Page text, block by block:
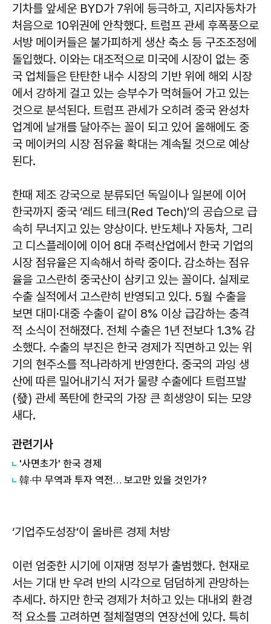
기차를 앞세운 BYD가 7위에 등극하고, 지리자동차가
처음으로 10위권에 안착했다. 트럼프 관세 후폭풍으로
서방 메이커들은 불가피하게 생산 축소 등 구조조정에
돌입했다. 이와는 대조적으로 미국에 시장이 없는 중
국 업체들은 탄탄한 내수 시장의 기반 위에 해외 시장
에서 강하게 걸고 있는 승부수가 먹혀들어 가고 있는
것으로 분석된다. 트럼프 관세가 오히려 중국 완성차
업계에 날개를 달아주는 꼴이 되고 있어 올해에도 중
국 메이커의 시장 점유율 확대는 계속될 것으로 예상
된다.
한때 제조 강국으로 분류되던 독일이나 일본에 이어
한국까지 중국 ‘레드 테크(Red Tech)’의 공습으로 급
속히 무너지고 있는 양상이다. 반도체나 자동차, 그리
고 디스플레이에 이어 8대 주력산업에서 한국 기업의
시장 점유율은 지속해서 하락 중이다. 감소하는 점유
율을 고스란히 중국산이 삼키고 있는 꼴이다. 실제로
수출 실적에서 고스란히 반영되고 있다. 5월 수출을
보면 대미·대중 수출이 같이 8% 이상 급감하는 충격
적 소식이 전해졌다. 전체 수출은 1년 전보다 1.3% 감
소했다. 수출의 부진은 한국 경제가 직면하고 있는 위
기의 현주소를 적나라하게 반영한다. 중국의 과잉 생
산에 따른 밀어내기식 저가 물량 수출에다 트럼프발
(發) 관세 폭탄에 한국의 가장 큰 희생양이 되는 모양
새다.
관련기사
'사면초가' 한국 경제
韓·中 무역과 투자 역전… 보고만 있을 것인가?
‘기업주도성장’이 올바른 경제 처방
이런 엄중한 시기에 이재명 정부가 출범했다. 현재로
서는 기대 반 우려 반의 시각으로 덤덤하게 관망하는
추세다. 하지만 한국 경제가 처하고 있는 대내외 환경
적 요소를 고려하면 절체절명의 연장선에 있다. 특히